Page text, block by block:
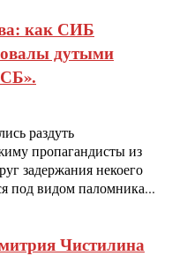
как СИБ
дутыми
раздуть
пропагандисты из
задержания некоего
под видом паломника...
Чистилина